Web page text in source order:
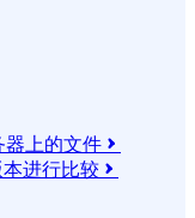
器上的文件 
进行比较 